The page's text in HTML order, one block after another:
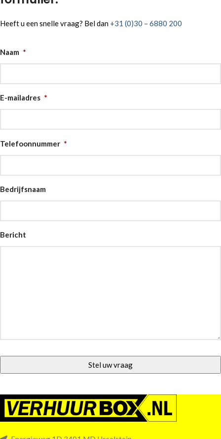
Heeft u een snelle vraag? Bel dan +31 (0)30 – 6880 200
Naam *
E-mailadres *
Telefoonnummer *
Bedrijfsnaam
Bericht